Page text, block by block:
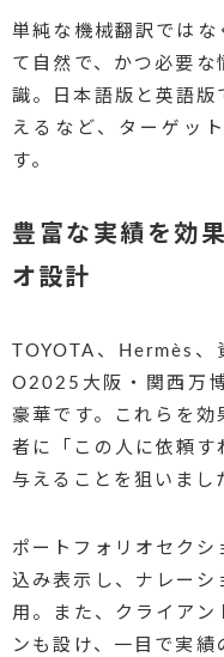
単純な機械翻訳ではな
て自然で、かつ必要な
識。日本語版と英語版
えるなど、ターゲッ
す。
豊富な実績を効
オ設計
TOYOTA、Hermès
O2025大阪・関西万
豪華です。これらを効
者に「この人に依頼す
与えることを狙いまし
ポートフォリオセクシ
込み表示し、ナレーシ
用。また、クライアン
ンも設け、一目で実